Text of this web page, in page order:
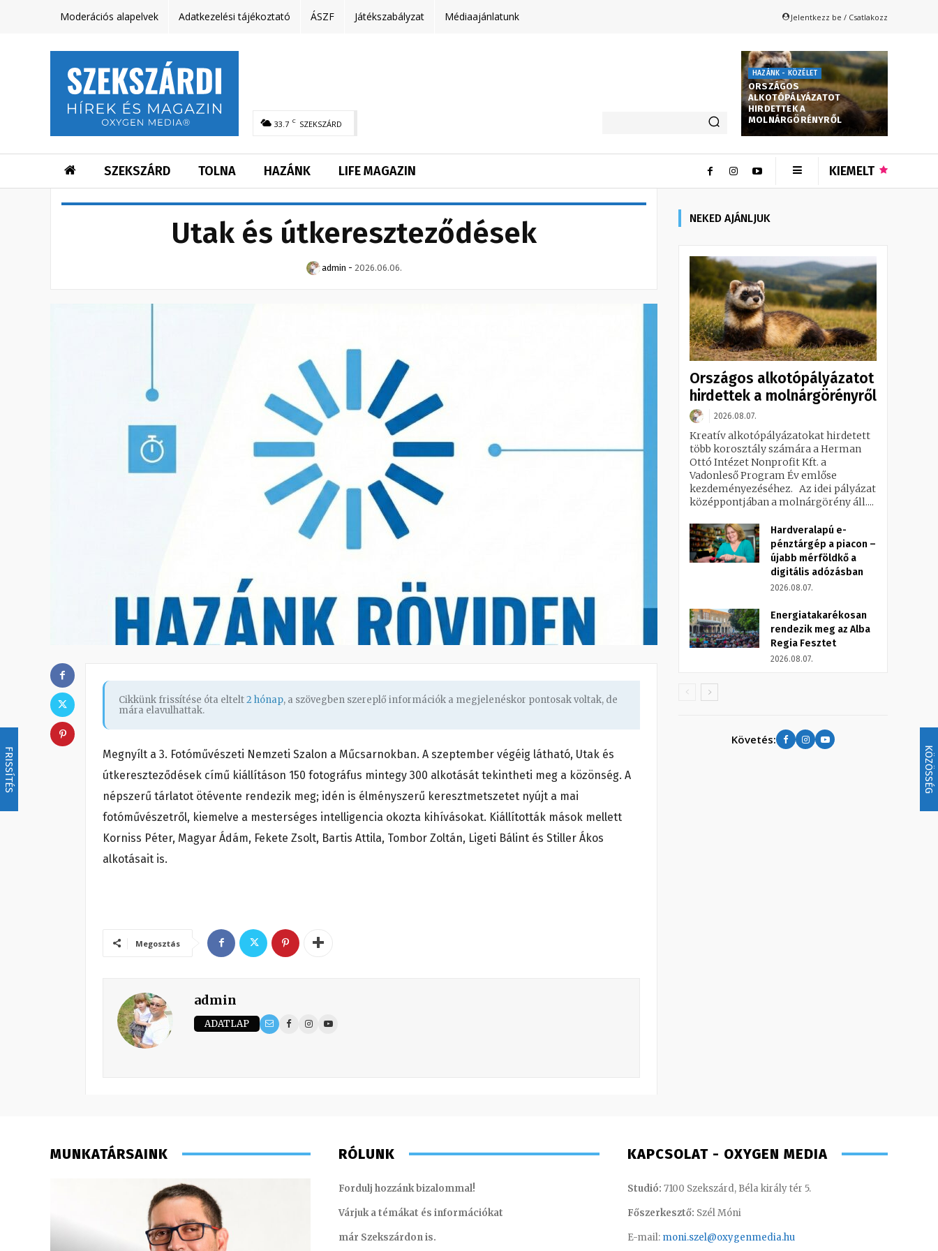
FRISSÍTÉS KÖZÖSSÉG
Moderációs alapelvek Adatkezelési tájékoztató ÁSZF Játékszabályzat Médiaajánlatunk Jelentkezz be / Csatlakozz
33.7 C SZEKSZÁRD
HAZÁNK - KÖZÉLET
ORSZÁGOS
ALKOTÓPÁLYÁZATOT
HIRDETTEK A
MOLNÁRGÖRÉNYRŐL
SZEKSZÁRD TOLNA HAZÁNK LIFE MAGAZIN KIEMELT
Utak és útkereszteződések
admin - 2026.06.06.
Cikkünk frissítése óta eltelt2 hónap, a szövegben szereplő információk a megjelenéskor pontosak voltak, de
mára elavulhattak.
Megnyílt a 3. Fotóművészeti Nemzeti Szalon a Műcsarnokban. A szeptember végéig látható, Utak és
útkereszteződések című kiállításon 150 fotográfus mintegy 300 alkotását tekintheti meg a közönség. A
népszerű tárlatot ötévente rendezik meg; idén is élményszerű keresztmetszetet nyújt a mai
fotóművészetről, kiemelve a mesterséges intelligencia okozta kihívásokat. Kiállították mások mellett
Korniss Péter, Magyar Ádám, Fekete Zsolt, Bartis Attila, Tombor Zoltán, Ligeti Bálint és Stiller Ákos
alkotásait is.
Megosztás
admin
ADATLAP
NEKED AJÁNLJUK
Országos alkotópályázatot
hirdettek a molnárgörényről
2026.08.07.
Kreatív alkotópályázatokat hirdetett
több korosztály számára a Herman
Ottó Intézet Nonprofit Kft. a
Vadonleső Program Év emlőse
kezdeményezéséhez. Az idei pályázat
középpontjában a molnárgörény áll....
Hardveralapú e-
pénztárgép a piacon –
újabb mérföldkő a
digitális adózásban
2026.08.07.
Energiatakarékosan
rendezik meg az Alba
Regia Fesztet
2026.08.07.
Követés:
MUNKATÁRSAINK RÓLUNK
Fordulj hozzánk bizalommal!
Várjuk a témákat és információkat
már Szekszárdon is.
KAPCSOLAT - OXYGEN MEDIA
Studió: 7100 Szekszárd, Béla király tér 5.
Főszerkesztő: Szél Móni
E-mail: moni.szel@oxygenmedia.hu